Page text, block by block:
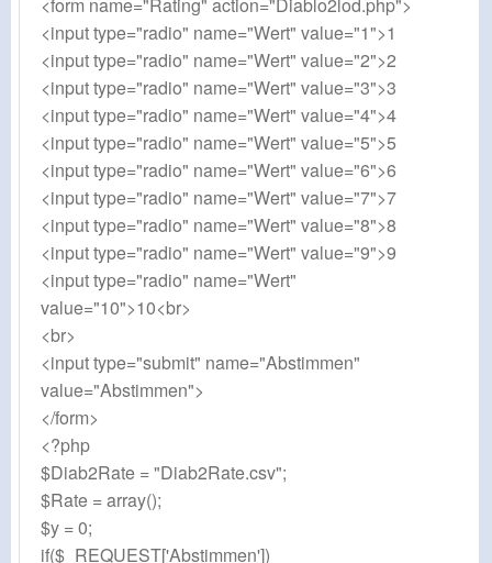
<form name="Rating" action="Diablo2lod.php">
<input type="radio" name="Wert" value="1">1
<input type="radio" name="Wert" value="2">2
<input type="radio" name="Wert" value="3">3
<input type="radio" name="Wert" value="4">4
<input type="radio" name="Wert" value="5">5
<input type="radio" name="Wert" value="6">6
<input type="radio" name="Wert" value="7">7
<input type="radio" name="Wert" value="8">8
<input type="radio" name="Wert" value="9">9
<input type="radio" name="Wert"
value="10">10<br>
<br>
<input type="submit" name="Abstimmen"
value="Abstimmen">
</form>
<?php
$Diab2Rate = "Diab2Rate.csv";
$Rate = array();
$y = 0;
if($_REQUEST['Abstimmen'])